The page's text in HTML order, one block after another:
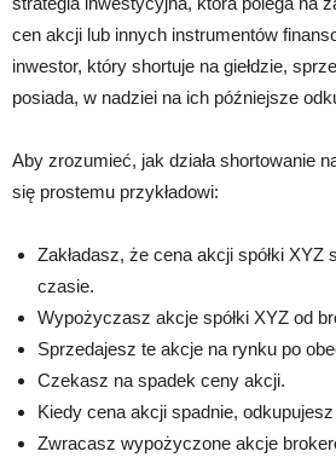
cen akcji lub innych instrumentów
inwestor, który shortuje na giełdzie,
posiada, w nadziei na ich późniejsze
Aby zrozumieć, jak działa shortowanie
się prostemu przykładowi:
Zakładasz, że cena akcji spółki XYZ
czasie.
Wypożyczasz akcje spółki XYZ od
Sprzedajesz te akcje na rynku po
Czekasz na spadek ceny akcji.
Kiedy cena akcji spadnie,
Zwracasz wypożyczone akcje